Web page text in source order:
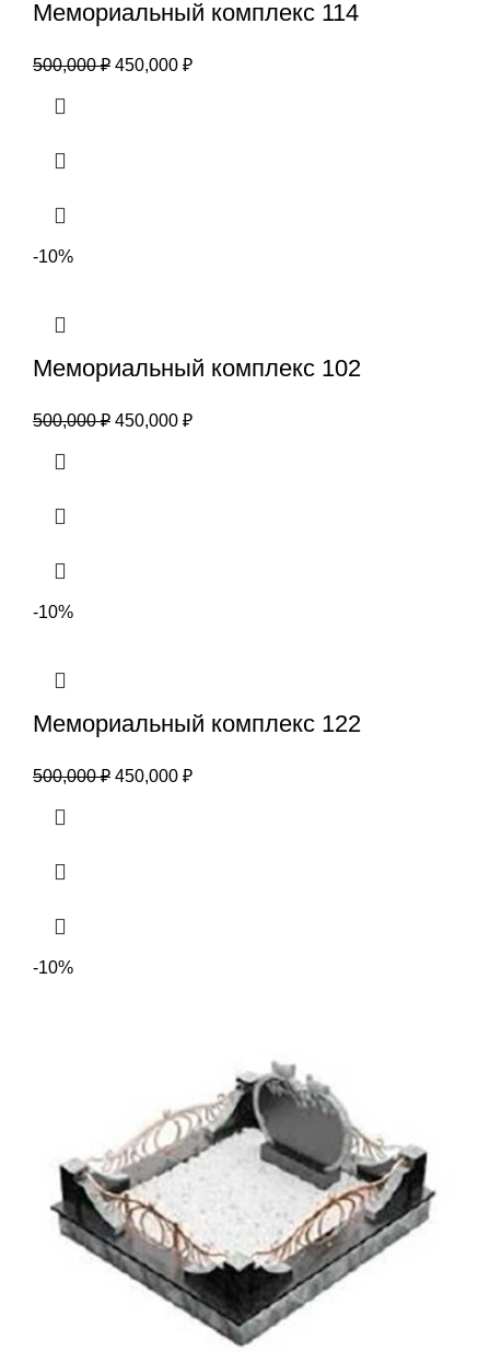
Мемориальный комплекс 114
500,000₽ 450,000 ₽
-10%
Мемориальный комплекс 102
500,000₽ 450,000 ₽
-10%
Мемориальный комплекс 122
500,000₽ 450,000 ₽
-10%